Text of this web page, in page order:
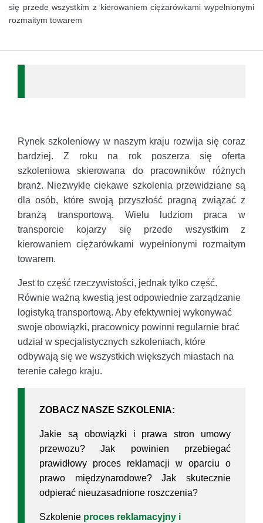
się przede wszystkim z kierowaniem ciężarówkami wypełnionymi
rozmaitym towarem
Rynek szkoleniowy w naszym kraju rozwija się coraz
bardziej. Z roku na rok poszerza się oferta
szkoleniowa skierowana do pracowników różnych
branż. Niezwykle ciekawe szkolenia przewidziane są
dla osób, które swoją przyszłość pragną związać z
branżą transportową. Wielu ludziom praca w
transporcie kojarzy się przede wszystkim z
kierowaniem ciężarówkami wypełnionymi rozmaitym
towarem.
Jest to część rzeczywistości, jednak tylko część.
Równie ważną kwestią jest odpowiednie zarządzanie
logistyką transportową. Aby efektywniej wykonywać
swoje obowiązki, pracownicy powinni regularnie brać
udział w specjalistycznych szkoleniach, które
odbywają się we wszystkich większych miastach na
terenie całego kraju.
ZOBACZ NASZE SZKOLENIA:
Jakie są obowiązki i prawa stron umowy
przewozu? Jak powinien przebiegać
prawidłowy proces reklamacji w oparciu o
prawo międzynarodowe? Jak skutecznie
odpierać nieuzasadnione roszczenia?
Szkolenie proces reklamacyjny i